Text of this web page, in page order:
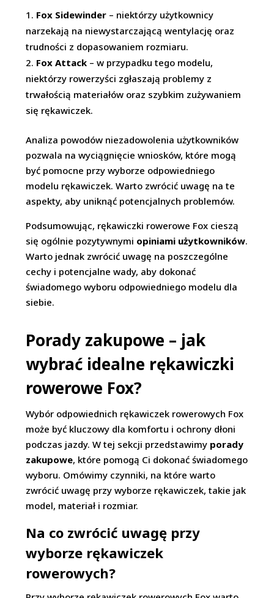
Fox Sidewinder – niektórzy użytkownicy
narzekają na niewystarczającą wentylację oraz
trudności z dopasowaniem rozmiaru.
Fox Attack – w przypadku tego modelu,
niektórzy rowerzyści zgłaszają problemy z
trwałością materiałów oraz szybkim zużywaniem
się rękawiczek.
Analiza powodów niezadowolenia użytkowników
pozwala na wyciągnięcie wniosków, które mogą
być pomocne przy wyborze odpowiedniego
modelu rękawiczek. Warto zwrócić uwagę na te
aspekty, aby uniknąć potencjalnych problemów.
Podsumowując, rękawiczki rowerowe Fox cieszą
się ogólnie pozytywnymi opiniami użytkowników.
Warto jednak zwrócić uwagę na poszczególne
cechy i potencjalne wady, aby dokonać
świadomego wyboru odpowiedniego modelu dla
siebie.
Porady zakupowe – jak
wybrać idealne rękawiczki
rowerowe Fox?
Wybór odpowiednich rękawiczek rowerowych Fox
może być kluczowy dla komfortu i ochrony dłoni
podczas jazdy. W tej sekcji przedstawimy porady
zakupowe, które pomogą Ci dokonać świadomego
wyboru. Omówimy czynniki, na które warto
zwrócić uwagę przy wyborze rękawiczek, takie jak
model, materiał i rozmiar.
Na co zwrócić uwagę przy
wyborze rękawiczek
rowerowych?